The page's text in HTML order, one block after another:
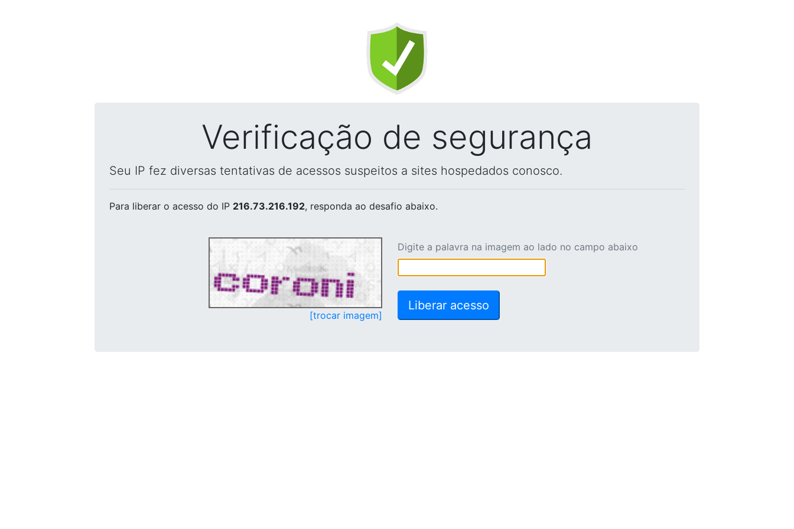
Verificação de segurança
Seu IP fez diversas tentativas de acessos suspeitos a sites hospedados conosco.
Para liberar o acesso do IP 216.73.216.192, responda ao desafio abaixo.
[trocar imagem]
Digite a palavra na imagem ao lado no campo abaixo